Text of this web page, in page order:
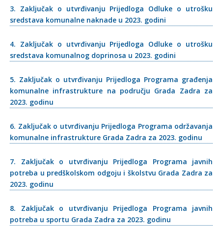
3. Zaključak o utvrđivanju Prijedloga Odluke o utrošku
sredstava komunalne naknade u 2023. godini
4. Zaključak o utvrđivanju Prijedloga Odluke o utrošku
sredstava komunalnog doprinosa u 2023. godini
5. Zaključak o utvrđivanju Prijedloga Programa građenja
komunalne infrastrukture na području Grada Zadra za
2023. godinu
6. Zaključak o utvrđivanju Prijedloga Programa održavanja
komunalne infrastrukture Grada Zadra za 2023. godinu
7. Zaključak o utvrđivanju Prijedloga Programa javnih
potreba u predškolskom odgoju i školstvu Grada Zadra za
2023. godinu
8. Zaključak o utvrđivanju Prijedloga Programa javnih
potreba u sportu Grada Zadra za 2023. godinu